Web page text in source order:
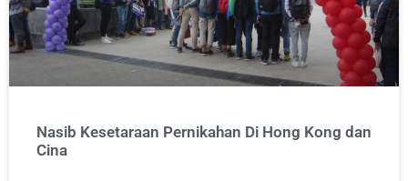
Nasib Kesetaraan Pernikahan Di Hong Kong dan
Cina